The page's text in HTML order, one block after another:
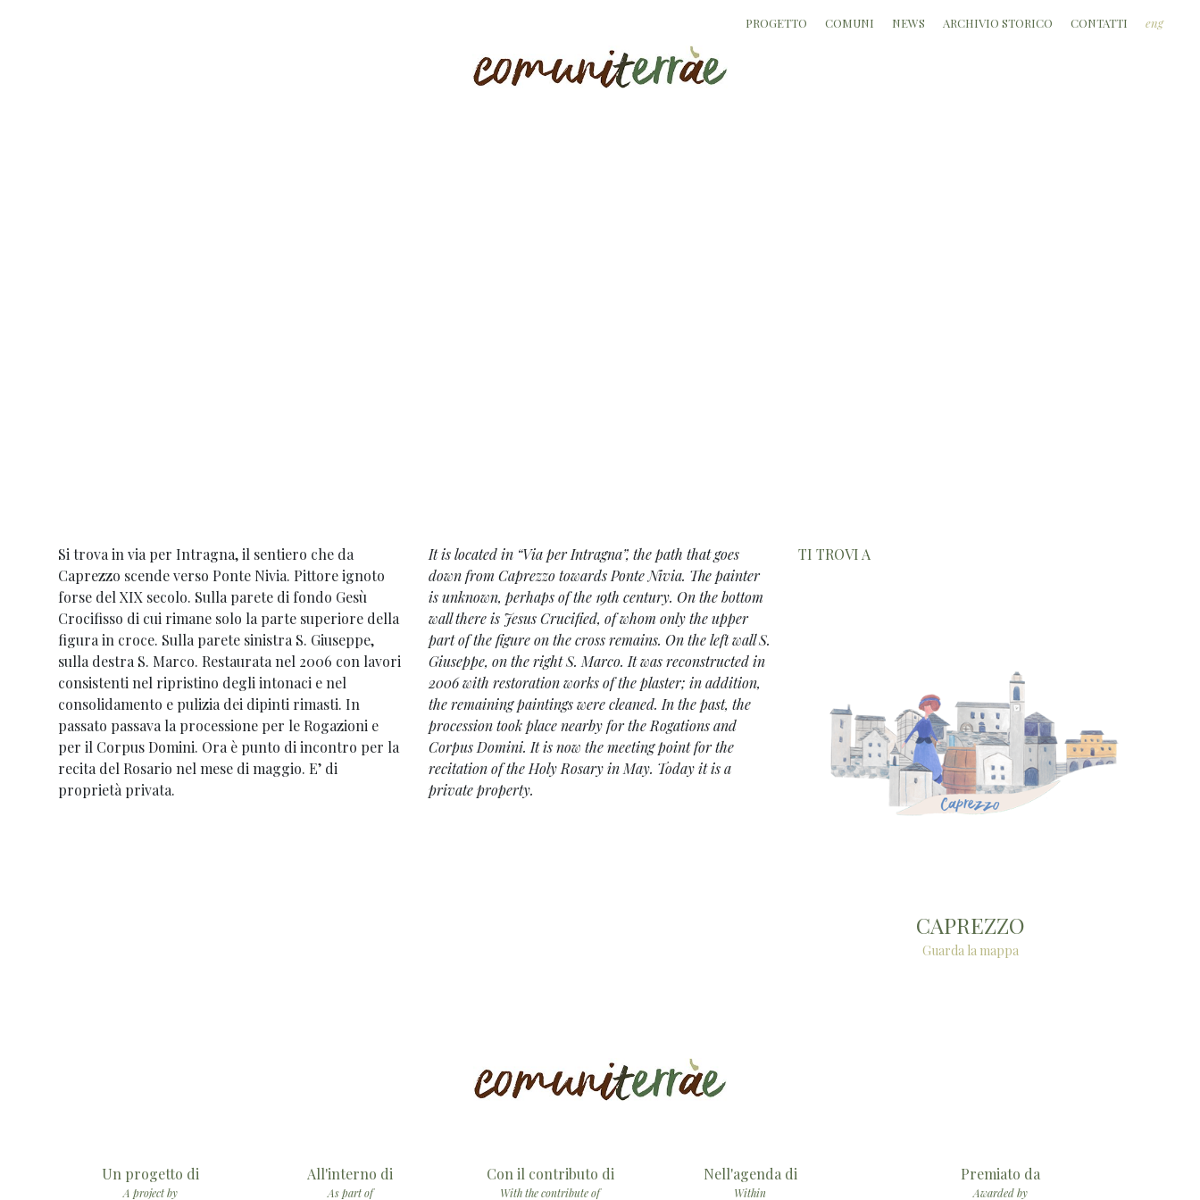
PROGETTO COMUNI NEWS ARCHIVIO STORICO CONTATTI eng
Si trova in via per Intragna, il sentiero che da
Caprezzo scende verso Ponte Nivia. Pittore ignoto
forse del XIX secolo. Sulla parete di fondo Gesù
Crocifisso di cui rimane solo la parte superiore della
figura in croce. Sulla parete sinistra S. Giuseppe,
sulla destra S. Marco. Restaurata nel 2006 con lavori
consistenti nel ripristino degli intonaci e nel
consolidamento e pulizia dei dipinti rimasti. In
passato passava la processione per le Rogazioni e
per il Corpus Domini. Ora è punto di incontro per la
recita del Rosario nel mese di maggio. E’ di
proprietà privata.
It is located in “Via per Intragna”, the path that goes
down from Caprezzo towards Ponte Nivia. The painter
is unknown, perhaps of the 19th century. On the bottom
wall there is Jesus Crucified, of whom only the upper
part of the figure on the cross remains. On the left wall S.
Giuseppe, on the right S. Marco. It was reconstructed in
2006 with restoration works of the plaster; in addition,
the remaining paintings were cleaned. In the past, the
procession took place nearby for the Rogations and
Corpus Domini. It is now the meeting point for the
recitation of the Holy Rosary in May. Today it is a
private property.
TI TROVI A
CAPREZZO
Guarda la mappa
Un progetto di
A project by
All'interno di
As part of
Con il contributo di
With the contribute of
Nell'agenda di
Within
Premiato da
Awarded by